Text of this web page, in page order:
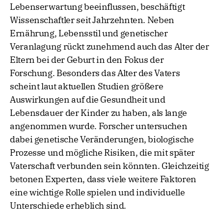
Lebenserwartung beeinflussen, beschäftigt
Wissenschaftler seit Jahrzehnten. Neben
Ernährung, Lebensstil und genetischer
Veranlagung rückt zunehmend auch das Alter der
Eltern bei der Geburt in den Fokus der
Forschung. Besonders das Alter des Vaters
scheint laut aktuellen Studien größere
Auswirkungen auf die Gesundheit und
Lebensdauer der Kinder zu haben, als lange
angenommen wurde. Forscher untersuchen
dabei genetische Veränderungen, biologische
Prozesse und mögliche Risiken, die mit später
Vaterschaft verbunden sein könnten. Gleichzeitig
betonen Experten, dass viele weitere Faktoren
eine wichtige Rolle spielen und individuelle
Unterschiede erheblich sind.